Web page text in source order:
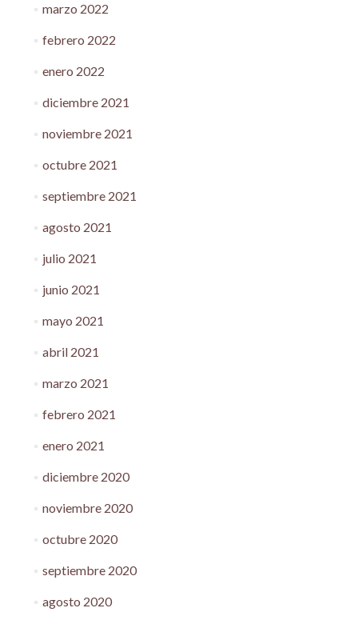
marzo 2022
febrero 2022
enero 2022
diciembre 2021
noviembre 2021
octubre 2021
septiembre 2021
agosto 2021
julio 2021
junio 2021
mayo 2021
abril 2021
marzo 2021
febrero 2021
enero 2021
diciembre 2020
noviembre 2020
octubre 2020
septiembre 2020
agosto 2020